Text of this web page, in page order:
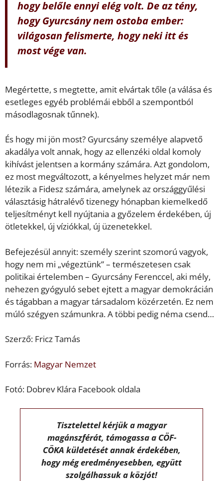
hogy belőle ennyi elég volt. De az tény,
hogy Gyurcsány nem ostoba ember:
világosan felismerte, hogy neki itt és
most vége van.
Megértette, s megtette, amit elvártak tőle (a válása és
esetleges egyéb problémái ebből a szempontból
másodlagosnak tűnnek).
És hogy mi jön most? Gyurcsány személye alapvető
akadálya volt annak, hogy az ellenzéki oldal komoly
kihívást jelentsen a kormány számára. Azt gondolom,
ez most megváltozott, a kényelmes helyzet már nem
létezik a Fidesz számára, amelynek az ország­gyűlési
választásig hátralévő tizenegy hónapban kiemelkedő
teljesítményt kell nyújtania a győzelem érdekében, új
ötletekkel, új víziók­kal, új üzenetekkel.
Befejezésül annyit: személy szerint szomorú vagyok,
hogy nem mi „végeztünk” – természetesen csak
politikai értelemben – Gyurcsány Ferenccel, aki mély,
nehezen gyógyuló sebet ejtett a magyar demokrácián
és tágabban a magyar társadalom közérzetén. Ez nem
múló szégyen számunkra. A többi pedig néma csend…
Szerző: Fricz Tamás
Forrás: Magyar Nemzet
Fotó: Dobrev Klára Facebook oldala
Tisztelettel kérjük a magyar
magánszférát, támogassa a CÖF-
CÖKA küldetését annak érdekében,
hogy még eredményesebben, együtt
szolgálhassuk a közjót!